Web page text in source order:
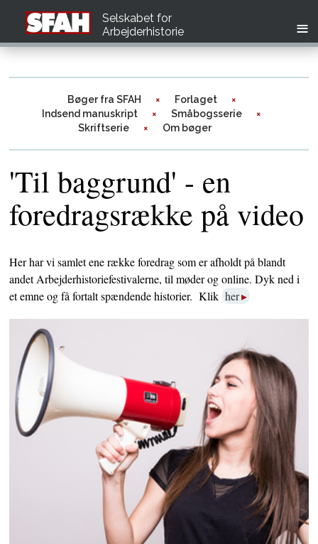
Selskabet for
Arbejderhistorie
Bøger fra SFAH
Forlaget
Indsend manuskript
Småbogsserie
Skriftserie
Om bøger
'Til baggrund' - en
foredragsrække på video
Her har vi samlet ene række foredrag som er afholdt på blandt
andet Arbejderhistoriefestivalerne, til møder og online. Dyk ned i
et emne og få fortalt spændende historier. Klik her